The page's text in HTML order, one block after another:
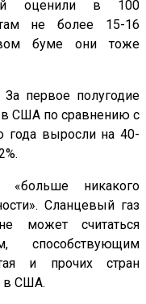
оценили в 100
не более 15-16
буме они тоже
первое полугодие
в США по сравнению с
года выросли на 40-
«больше никакого
Сланцевый газ
может считаться
способствующим
и прочих стран
в США.